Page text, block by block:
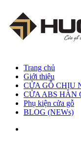
Trang chủ
Giới thiệu
CỬA GỖ CHỊU
CỬA ABS HÀN
Phụ kiện cửa gỗ
BLOG (NEWs)